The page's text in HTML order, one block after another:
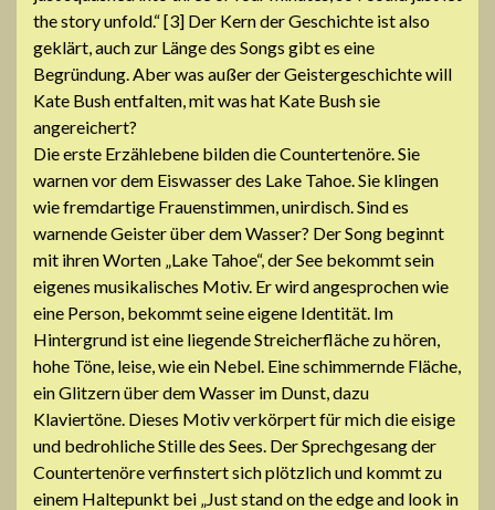
the story unfold.“ [3] Der Kern der Geschichte ist also
geklärt, auch zur Länge des Songs gibt es eine
Begründung. Aber was außer der Geistergeschichte will
Kate Bush entfalten, mit was hat Kate Bush sie
angereichert?
Die erste Erzählebene bilden die Countertenöre. Sie
warnen vor dem Eiswasser des Lake Tahoe. Sie klingen
wie fremdartige Frauenstimmen, unirdisch. Sind es
warnende Geister über dem Wasser? Der Song beginnt
mit ihren Worten „Lake Tahoe“, der See bekommt sein
eigenes musikalisches Motiv. Er wird angesprochen wie
eine Person, bekommt seine eigene Identität. Im
Hintergrund ist eine liegende Streicherfläche zu hören,
hohe Töne, leise, wie ein Nebel. Eine schimmernde Fläche,
ein Glitzern über dem Wasser im Dunst, dazu
Klaviertöne. Dieses Motiv verkörpert für mich die eisige
und bedrohliche Stille des Sees. Der Sprechgesang der
Countertenöre verfinstert sich plötzlich und kommt zu
einem Haltepunkt bei „Just stand on the edge and look in